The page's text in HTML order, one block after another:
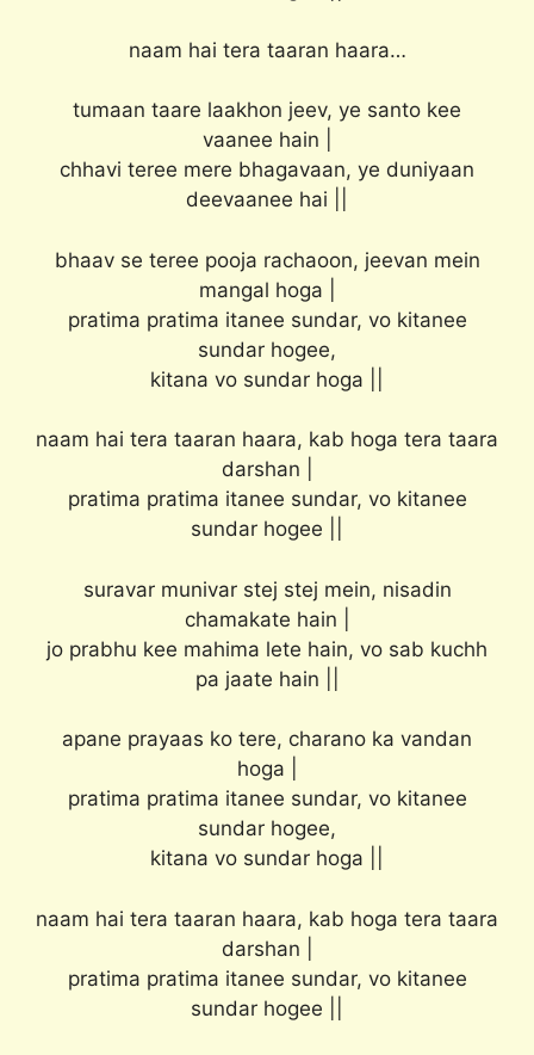
naam hai tera taaran haara…
tumaan taare laakhon jeev, ye santo kee
vaanee hain |
chhavi teree mere bhagavaan, ye duniyaan
deevaanee hai ||
bhaav se teree pooja rachaoon, jeevan mein
mangal hoga |
pratima pratima itanee sundar, vo kitanee
sundar hogee,
kitana vo sundar hoga ||
naam hai tera taaran haara, kab hoga tera taara
darshan |
pratima pratima itanee sundar, vo kitanee
sundar hogee ||
suravar munivar stej stej mein, nisadin
chamakate hain |
jo prabhu kee mahima lete hain, vo sab kuchh
pa jaate hain ||
apane prayaas ko tere, charano ka vandan
hoga |
pratima pratima itanee sundar, vo kitanee
sundar hogee,
kitana vo sundar hoga ||
naam hai tera taaran haara, kab hoga tera taara
darshan |
pratima pratima itanee sundar, vo kitanee
sundar hogee ||